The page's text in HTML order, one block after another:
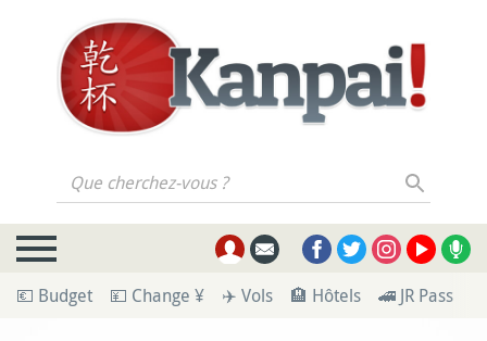
Que cherchez-vous ?
💶 Budget 💴 Change ¥ ✈️ Vols 🏨 Hôtels 🚄 JR Pass